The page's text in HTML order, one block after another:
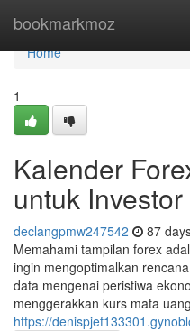
bookmarkmoz
Home
Home
1
Kalender
untuk Investor
declangpmw247542 87
Memahami tampilan forex
ingin mengoptimalkan
data mengenai peristiwa
menggerakkan kurs mata
https://